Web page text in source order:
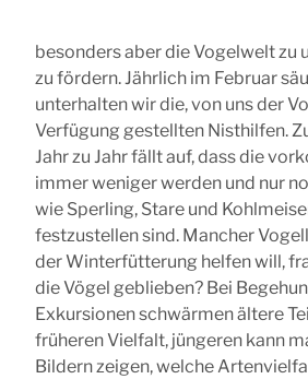
besonders aber die Vogelwelt zu
zu fördern. Jährlich im Februar
unterhalten wir die, von uns der
Verfügung gestellten Nisthilfen.
Jahr zu Jahr fällt auf, dass die
immer weniger werden und nur
wie Sperling, Stare und
festzustellen sind. Mancher
der Winterfütterung helfen will,
die Vögel geblieben? Bei
Exkursionen schwärmen ältere
früheren Vielfalt, jüngeren kann
Bildern zeigen, welche